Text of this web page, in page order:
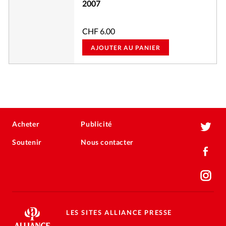
2007
CHF6.00
AJOUTER AU PANIER
Acheter
Soutenir
Publicité
Nous contacter
LES SITES ALLIANCE PRESSE